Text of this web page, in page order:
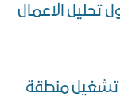
تحليل الاعمال
منطقة